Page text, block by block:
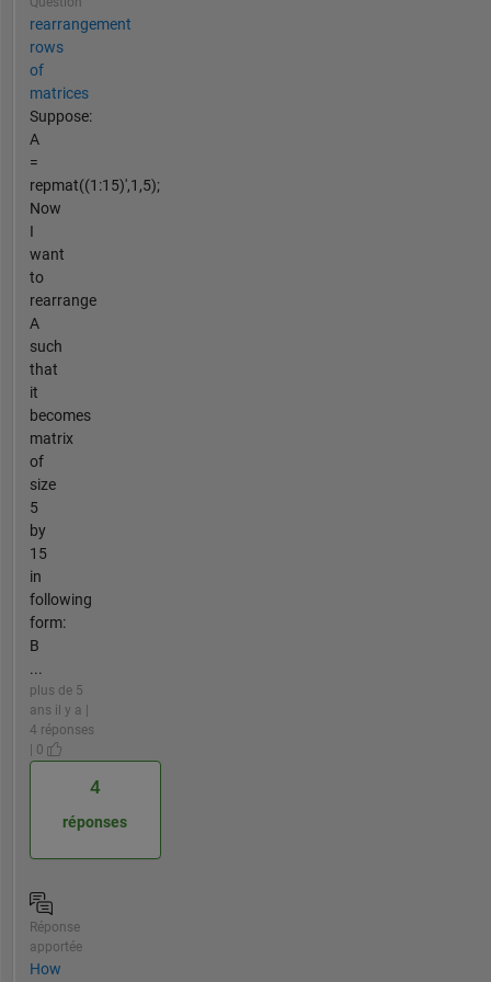
rearrangement
rows
of
matrices
Suppose:
A
=
repmat((1:15)',1,5);
Now
I
want
to
rearrange
A
such
that
it
becomes
matrix
of
size
5
by
15
in
following
form:
B
...
plus de 5
ans il y a |
4 réponses
| 0
4
réponses
Réponse
apportée
How